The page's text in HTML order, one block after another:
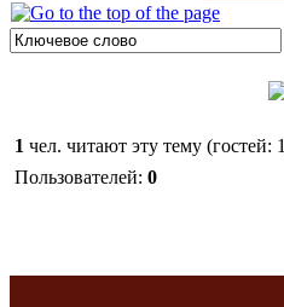
1 чел. читают эту тему (гостей:
Пользователей: 0